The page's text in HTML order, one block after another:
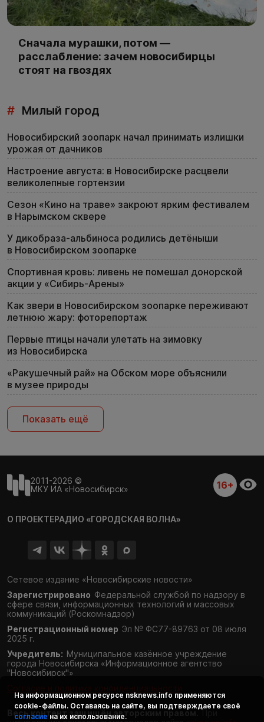
Сначала мурашки, потом —
расслабление: зачем новосибирцы
стоят на гвоздях
# Милый город
Новосибирский зоопарк начал принимать излишки
урожая от дачников
Настроение августа: в Новосибирске расцвели
великолепные гортензии
Сезон «Кино на траве» закроют ярким фестивалем
в Нарымском сквере
У дикобраза-альбиноса родились детёныши
в Новосибирском зоопарке
Спортивная кровь: ливень не помешал донорской
акции у «Сибирь-Арены»
Как звери в Новосибирском зоопарке переживают
летнюю жару: фоторепортаж
Первые птицы начали улетать на зимовку
из Новосибирска
«Ракушечный рай» на Обском море объяснили
в музее природы
Показать ещё
2011-2026 ©
МКУ ИА «Новосибирск»
16+
О ПРОЕКТЕРАДИО «ГОРОДСКАЯ ВОЛНА»
Сетевое издание «Новосибирские новости»
Зарегистрировано Федеральной службой по надзору в
сфере связи, информационных технологий и массовых
коммуникаций (Роскомнадзор)
Регистрационный номер Эл № ФС77-89763 от 08 июля
2025 г.
Учредитель: Муниципальное казённое учреждение
города Новосибирска «Информационное агентство
"Новосибирск"»
Весь контент защищён авторским правом. При
На информационном ресурсе nsknews.info применяются
cookie-файлы. Оставаясь на сайте, вы подтверждаете своё
согласие на их использование.